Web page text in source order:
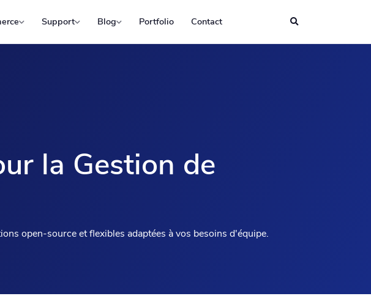
Support Blog Portfolio Contact
la Gestion de
open-source et flexibles adaptées à vos besoins d'équipe.